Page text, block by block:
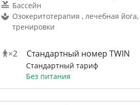
Бассейн
Озокеритотерапия , лечебная
тренировки
×2 Стандартный номер TWIN
Стандартный тариф
Без питания